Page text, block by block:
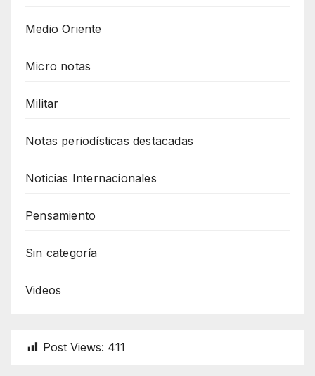
Medio Oriente
Micro notas
Militar
Notas periodísticas destacadas
Noticias Internacionales
Pensamiento
Sin categoría
Videos
Post Views: 411